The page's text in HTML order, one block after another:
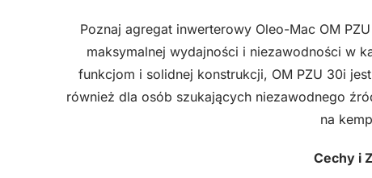
Poznaj agregat inwerterowy Oleo-Mac OM
maksymalnej wydajności i niezawodności w
funkcjom i solidnej konstrukcji, OM PZU 30i
również dla osób szukających niezawodnego
na
Cechy i